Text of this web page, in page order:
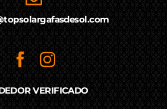
VERIFICADO